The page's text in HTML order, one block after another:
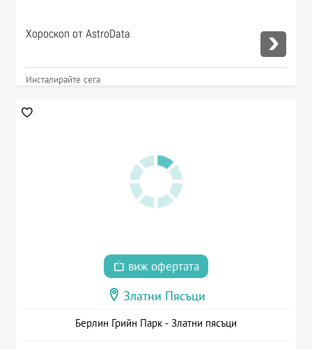
Хороскоп от AstroData
Инсталирайте сега
виж офертата
Златни Пясъци
Берлин Грийн Парк - Златни пясъци